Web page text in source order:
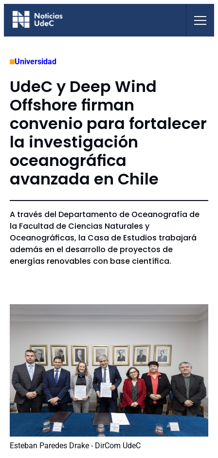
Saltar
Universidad
UdeC y Deep Wind
Offshore firman
convenio para fortalecer
la investigación
oceanográfica
avanzada en Chile
A través del Departamento de Oceanografía de
la Facultad de Ciencias Naturales y
Oceanográficas, la Casa de Estudios trabajará
además en el desarrollo de proyectos de
energías renovables con base científica.
Esteban Paredes Drake - DirCom UdeC